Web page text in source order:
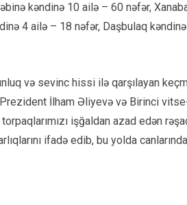
kəndinə 10 ailə – 60 nəfər,
4 ailə – 18 nəfər, Daşbulaq
və sevinc hissi ilə qarşılayan
Prezident İlham Əliyevə və Birinci
işğaldan azad edən
ifadə edib, bu yolda